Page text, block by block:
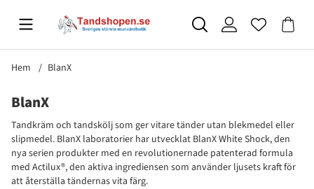
Hem BlanX
BlanX
Tandkräm och tandskölj som ger vitare tänder utan blekmedel eller
slipmedel. BlanX laboratorier har utvecklat BlanX White Shock, den
nya serien produkter med en revolutionernade patenterad formula
med Actilux®, den aktiva ingrediensen som använder ljusets kraft för
att återställa tändernas vita färg.